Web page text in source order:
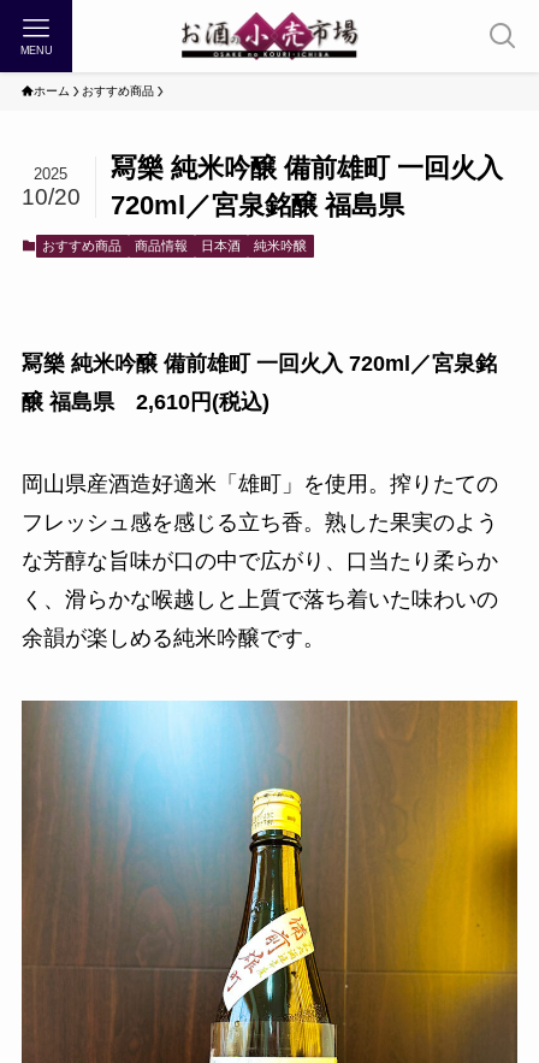
MENU
ホーム おすすめ商品
冩樂 純米吟醸 備前雄町 一回火入
720ml／宮泉銘醸 福島県
2025
10/20
おすすめ商品 商品情報 日本酒 純米吟醸
冩樂 純米吟醸 備前雄町 一回火入 720ml／宮泉銘
醸 福島県 2,610円(税込)
岡山県産酒造好適米「雄町」を使用。搾りたての
フレッシュ感を感じる立ち香。熟した果実のよう
な芳醇な旨味が口の中で広がり、口当たり柔らか
く、滑らかな喉越しと上質で落ち着いた味わいの
余韻が楽しめる純米吟醸です。